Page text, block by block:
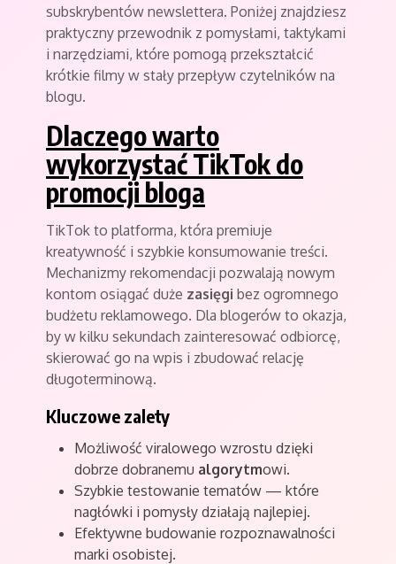
subskrybentów newslettera. Poniżej znajdziesz
praktyczny przewodnik z pomysłami, taktykami
i narzędziami, które pomogą przekształcić
krótkie filmy w stały przepływ czytelników na
blogu.
Dlaczego warto
wykorzystać TikTok do
promocji bloga
TikTok to platforma, która premiuje
kreatywność i szybkie konsumowanie treści.
Mechanizmy rekomendacji pozwalają nowym
kontom osiągać duże zasięgi bez ogromnego
budżetu reklamowego. Dla blogerów to okazja,
by w kilku sekundach zainteresować odbiorcę,
skierować go na wpis i zbudować relację
długoterminową.
Kluczowe zalety
Możliwość viralowego wzrostu dzięki
dobrze dobranemu algorytmowi.
Szybkie testowanie tematów — które
nagłówki i pomysły działają najlepiej.
Efektywne budowanie rozpoznawalności
marki osobistej.